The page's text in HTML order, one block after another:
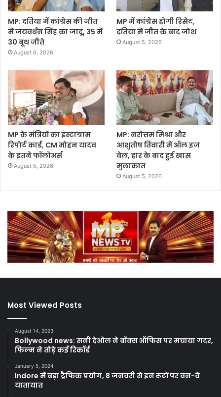
MP: दतिया में कांग्रेस की जीत
में जयवर्धन सिंह का जादू, 35 में
30 बूथ जीते
August 6, 2026
MP में कांग्रेस होगी रिसेट,
दतिया में जीत के बाद जोश
August 5, 2026
MP के मंत्रियों का इंस्टाग्राम
रिपोर्ट कार्ड, CM मोहन यादव
के इतने फॉलोअर्स
August 5, 2026
MP: नरोत्तम मिश्रा और
आशुतोष तिवारी में ऑल इज
वेल, हार के बाद हुई खास
मुलाकात
August 5, 2026
Most Viewed Posts
August 14, 2023
Bollywood news: सनी देओल ने बॉक्स ऑफिस पर मचाया गदर,
फिल्म ने तोड़े कई रिकॉर्ड
January 5, 2024
Indore में बड़ा ट्रैफिक प्रयोग, 8 जनवरी से इन रूटों पर वन-वे
यातायात